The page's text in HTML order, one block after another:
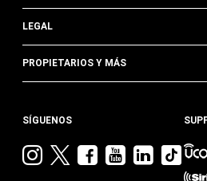
LEGAL
PROPIETARIOS Y MÁS
SÍGUENOS
VisitaVisitaVisitaVisitaVisita
Jeep